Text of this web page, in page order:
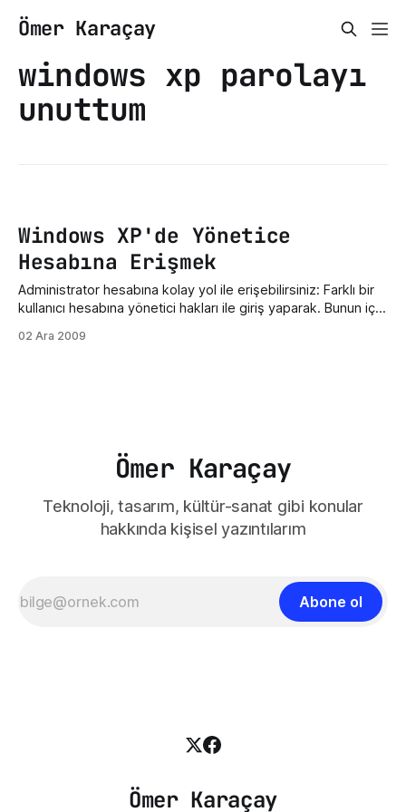
Ömer Karaçay
windows xp parolayı
unuttum
Windows XP'de Yönetice
Hesabına Erişmek
Administrator hesabına kolay yol ile erişebilirsiniz: Farklı bir
kullanıcı hesabına yönetici hakları ile giriş yaparak. Bunun için
komut satırına aşağıdaki komutu girin:
02 Ara 2009
Ömer Karaçay
Teknoloji, tasarım, kültür-sanat gibi konular
hakkında kişisel yazıntılarım
Abone ol
Ömer Karaçay